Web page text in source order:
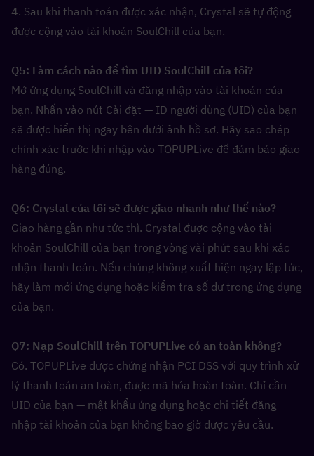
4. Sau khi thanh toán được xác nhận, Crystal sẽ tự động
được cộng vào tài khoản SoulChill của bạn.
Q5: Làm cách nào để tìm UID SoulChill của tôi?
Mở ứng dụng SoulChill và đăng nhập vào tài khoản của
bạn. Nhấn vào nút Cài đặt — ID người dùng (UID) của bạn
sẽ được hiển thị ngay bên dưới ảnh hồ sơ. Hãy sao chép
chính xác trước khi nhập vào TOPUPLive để đảm bảo giao
hàng đúng.
Q6: Crystal của tôi sẽ được giao nhanh như thế nào?
Giao hàng gần như tức thì. Crystal được cộng vào tài
khoản SoulChill của bạn trong vòng vài phút sau khi xác
nhận thanh toán. Nếu chúng không xuất hiện ngay lập tức,
hãy làm mới ứng dụng hoặc kiểm tra số dư trong ứng dụng
của bạn.
Q7: Nạp SoulChill trên TOPUPLive có an toàn không?
Có. TOPUPLive được chứng nhận PCI DSS với quy trình xử
lý thanh toán an toàn, được mã hóa hoàn toàn. Chỉ cần
UID của bạn — mật khẩu ứng dụng hoặc chi tiết đăng
nhập tài khoản của bạn không bao giờ được yêu cầu.